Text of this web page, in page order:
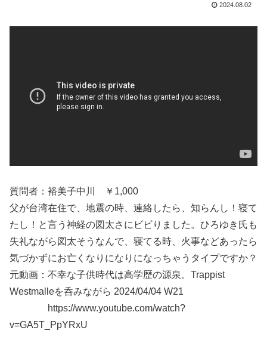
2024.08.02
質問者：裕美子中川 ￥1,000
父が台湾在住で、地震の時、連絡したら、知らんし！寝て
たし！と言う神経の図太さにビビりました。ひろゆき氏も
失礼ながら図太そうなんで、寝てる時、火事などあったら
気づかずにお亡くなりになりになっちゃうタイプですか？
元動画：不幸な子供時代は高学歴の源泉。Trappist
Westmalleを呑みながら 2024/04/04 W21
https://www.youtube.com/watch?
v=GA5T_PpYRxU